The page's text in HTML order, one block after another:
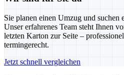
Sie planen einen Umzug und suchen
Unser erfahrenes Team steht Ihnen
letzten Karton zur Seite –
termingerecht.
Jetzt schnell vergleichen